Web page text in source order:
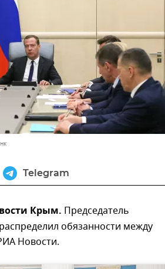
Telegram
Крым. Председатель
обязанности между
Новости.